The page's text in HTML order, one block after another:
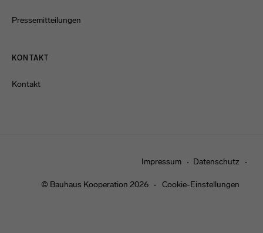
Pressemitteilungen
KONTAKT
Kontakt
Impressum Datenschutz
© Bauhaus Kooperation 2026 Cookie-Einstellungen